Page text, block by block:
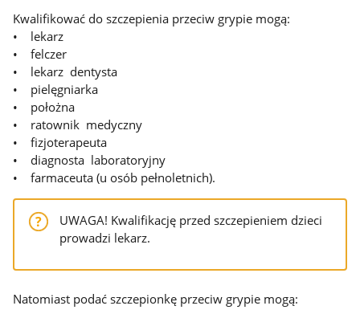
Kwalifikować do szczepienia przeciw grypie mogą:
• lekarz
• felczer
• lekarz dentysta
• pielęgniarka
• położna
• ratownik medyczny
• fizjoterapeuta
• diagnosta laboratoryjny
• farmaceuta (u osób pełnoletnich).
UWAGA! Kwalifikację przed szczepieniem dzieci
prowadzi lekarz.
Natomiast podać szczepionkę przeciw grypie mogą: